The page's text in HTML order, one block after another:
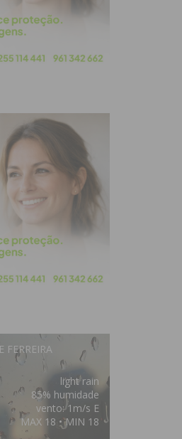
FERREIRA
light rain
85% humidade
vento: 1m/s E
MAX 18 • MIN 18